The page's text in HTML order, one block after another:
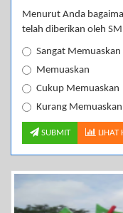
Menurut Anda
telah diberikan oleh
Sangat Memuaskan
Memuaskan
Cukup Memuaskan
Kurang Memuaskan
SUBMIT LIHAT